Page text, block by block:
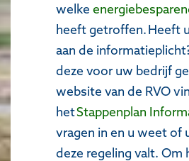
welke
heeft getroffen. Heeft
aan de
deze voor uw bedrijf
website van de RVO
hetStappenplan
vragen in en u weet of
deze regeling valt. Om